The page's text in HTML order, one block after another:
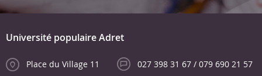
Université populaire Adret
Place du Village 11
027 398 31 67 / 079 690 21 57